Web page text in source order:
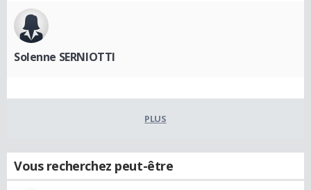
Solenne SERNIOTTI
PLUS
Vous recherchez peut-être